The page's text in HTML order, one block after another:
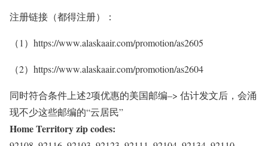
注册链接（都得注册）：
（1）https://www.alaskaair.com/promotion/as2605
（2）https://www.alaskaair.com/promotion/as2604
同时符合条件上述2项优惠的美国邮编–> 估计发文后，会涌
现不少这些邮编的“云居民”
Home Territory zip codes: